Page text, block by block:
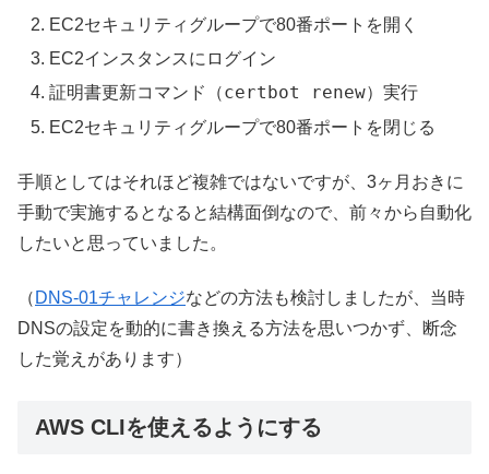
EC2セキュリティグループで80番ポートを開く
EC2インスタンスにログイン
証明書更新コマンド（certbot renew）実行
EC2セキュリティグループで80番ポートを閉じる
手順としてはそれほど複雑ではないですが、3ヶ月おきに
手動で実施するとなると結構面倒なので、前々から自動化
したいと思っていました。
（ DNS-01チャレンジなどの方法も検討しましたが、当時
DNSの設定を動的に書き換える方法を思いつかず、断念
した覚えがあります）
AWS CLIを使えるようにする